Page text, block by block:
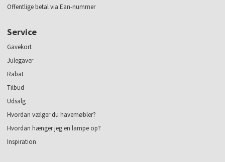
Offentlige betal via Ean-nummer
Service
Gavekort
Julegaver
Rabat
Tilbud
Udsalg
Hvordan vælger du havemøbler?
Hvordan hænger jeg en lampe op?
Inspiration